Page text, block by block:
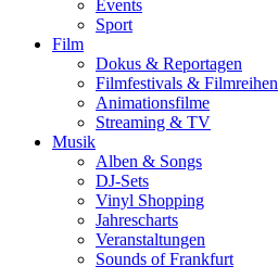
Events
Sport
Film
Dokus & Reportagen
Filmfestivals & Filmreihen
Animationsfilme
Streaming & TV
Musik
Alben & Songs
DJ-Sets
Vinyl Shopping
Jahrescharts
Veranstaltungen
Sounds of Frankfurt